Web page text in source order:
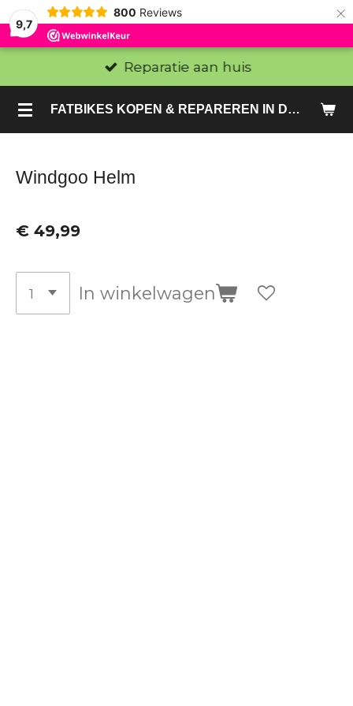
9,7
800 Reviews ×
FATBIKES KOPEN & REPAREREN IN DEN HAAG EN ZOETERMEER - SACHE BIKES
Reparatie aan huis
Windgoo Helm
€ 49,99
In winkelwagen